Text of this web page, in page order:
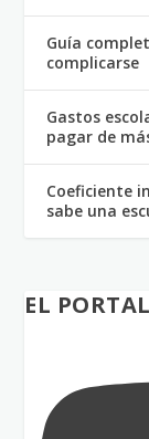
Guía
complicarse
Gastos
pagar de
Coeficiente
sabe una
EL